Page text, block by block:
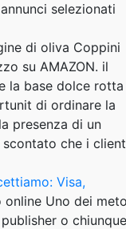
selezionati
di oliva Coppini
su AMAZON. il
la base dolce
di ordinare la
presenza di un
scontato che i
Visa,
Uno dei
o chiunque